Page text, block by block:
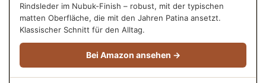
Rindsleder im Nubuk-Finish – robust, mit der typischen
matten Oberfläche, die mit den Jahren Patina ansetzt.
Klassischer Schnitt für den Alltag.
Bei Amazon ansehen →